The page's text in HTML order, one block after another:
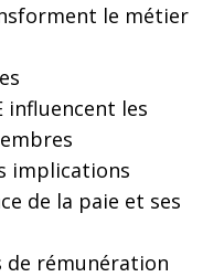
le métier
influencent les
implications
de la paie et ses
de rémunération